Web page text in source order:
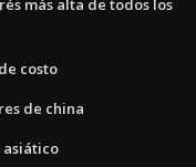
más alta de todos los
costo
de china
asiático